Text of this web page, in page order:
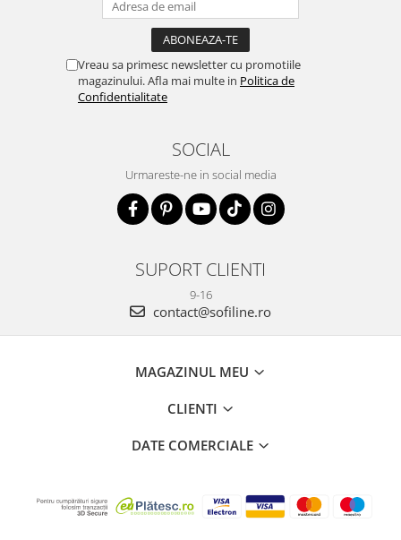
Vreau sa primesc newsletter cu promotiile
magazinului. Afla mai multe in Politica de
Confidentialitate
SOCIAL
Urmareste-ne in social media
SUPORT CLIENTI
9-16
contact@sofiline.ro
MAGAZINUL MEU
CLIENTI
DATE COMERCIALE